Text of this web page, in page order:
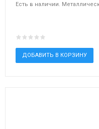
Есть в наличии.